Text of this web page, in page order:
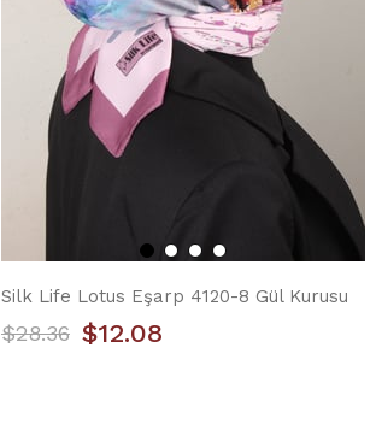
Silk Life Lotus Eşarp 4120-8 Gül Kurusu
$12.08
$28.36